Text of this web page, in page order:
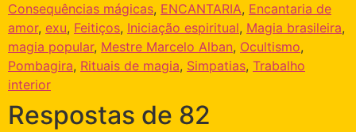
Consequências mágicas, ENCANTARIA, Encantaria de
amor, exu, Feitiços, Iniciação espiritual, Magia brasileira,
magia popular, Mestre Marcelo Alban, Ocultismo,
Pombagira, Rituais de magia, Simpatias, Trabalho
interior
Respostas de 82